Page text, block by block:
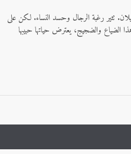
تثير رغبة الرجال وحسد النساء. لكن على
الضياع والضجيج، يعترض حياتها حبيبها